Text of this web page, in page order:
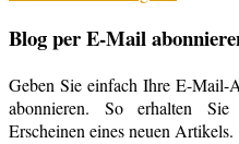
Blog per E-Mail
Geben Sie einfach Ihre E-Mail-
abonnieren. So erhalten
Erscheinen eines neuen Artikels.